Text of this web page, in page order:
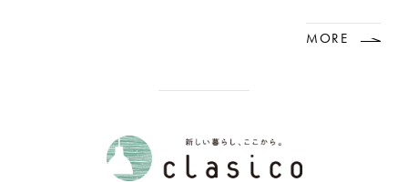
MORE